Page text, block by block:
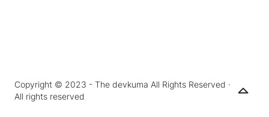
Copyright © 2023 - The devkuma All Rights Reserved ·
All rights reserved